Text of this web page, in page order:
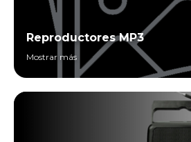
Reproductores MP3
Mostrar más